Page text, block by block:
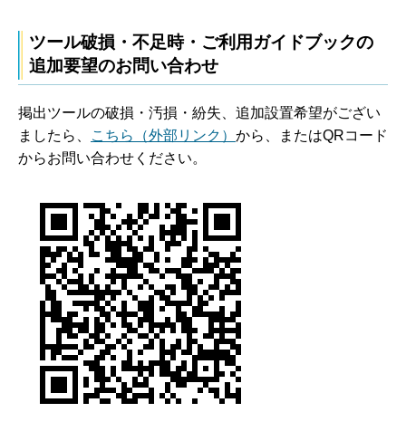
ツール破損・不足時・ご利用ガイドブックの
追加要望のお問い合わせ
掲出ツールの破損・汚損・紛失、追加設置希望がござい
ましたら、
こちら（外部リンク） から、またはQRコード
からお問い合わせください。